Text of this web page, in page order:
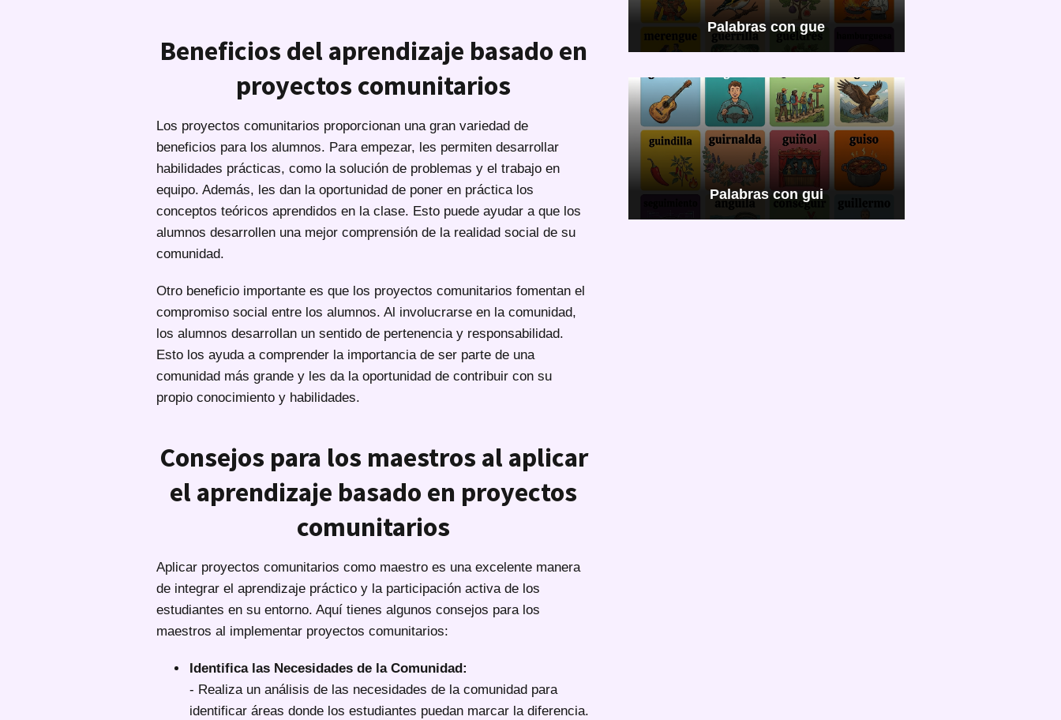
Beneficios del aprendizaje basado en
proyectos comunitarios
Los proyectos comunitarios proporcionan una gran variedad de
beneficios para los alumnos. Para empezar, les permiten desarrollar
habilidades prácticas, como la solución de problemas y el trabajo en
equipo. Además, les dan la oportunidad de poner en práctica los
conceptos teóricos aprendidos en la clase. Esto puede ayudar a que los
alumnos desarrollen una mejor comprensión de la realidad social de su
comunidad.
Otro beneficio importante es que los proyectos comunitarios fomentan el
compromiso social entre los alumnos. Al involucrarse en la comunidad,
los alumnos desarrollan un sentido de pertenencia y responsabilidad.
Esto los ayuda a comprender la importancia de ser parte de una
comunidad más grande y les da la oportunidad de contribuir con su
propio conocimiento y habilidades.
Consejos para los maestros al aplicar
el aprendizaje basado en proyectos
comunitarios
Aplicar proyectos comunitarios como maestro es una excelente manera
de integrar el aprendizaje práctico y la participación activa de los
estudiantes en su entorno. Aquí tienes algunos consejos para los
maestros al implementar proyectos comunitarios:
Identifica las Necesidades de la Comunidad:
- Realiza un análisis de las necesidades de la comunidad para
identificar áreas donde los estudiantes puedan marcar la diferencia.
Palabras con gue
Palabras con gui